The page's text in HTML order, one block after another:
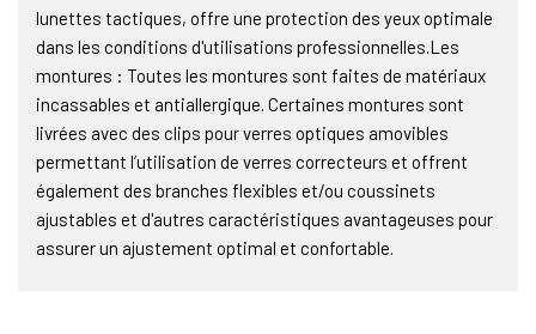
lunettes tactiques, offre une protection des yeux optimale
dans les conditions d'utilisations professionnelles.Les
montures : Toutes les montures sont faites de matériaux
incassables et antiallergique. Certaines montures sont
livrées avec des clips pour verres optiques amovibles
permettant l’utilisation de verres correcteurs et offrent
également des branches flexibles et/ou coussinets
ajustables et d'autres caractéristiques avantageuses pour
assurer un ajustement optimal et confortable.